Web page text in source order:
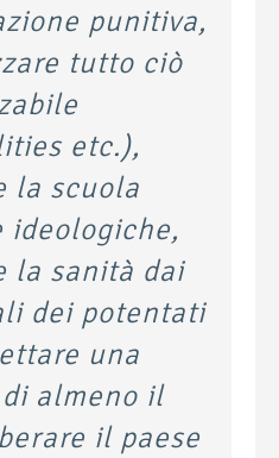
punitiva,
tutto ciò
etc.),
la scuola
ideologiche,
la sanità dai
dei potentati
una
almeno il
il paese